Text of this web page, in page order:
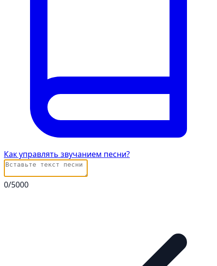
Как управлять звучанием песни?
0/5000